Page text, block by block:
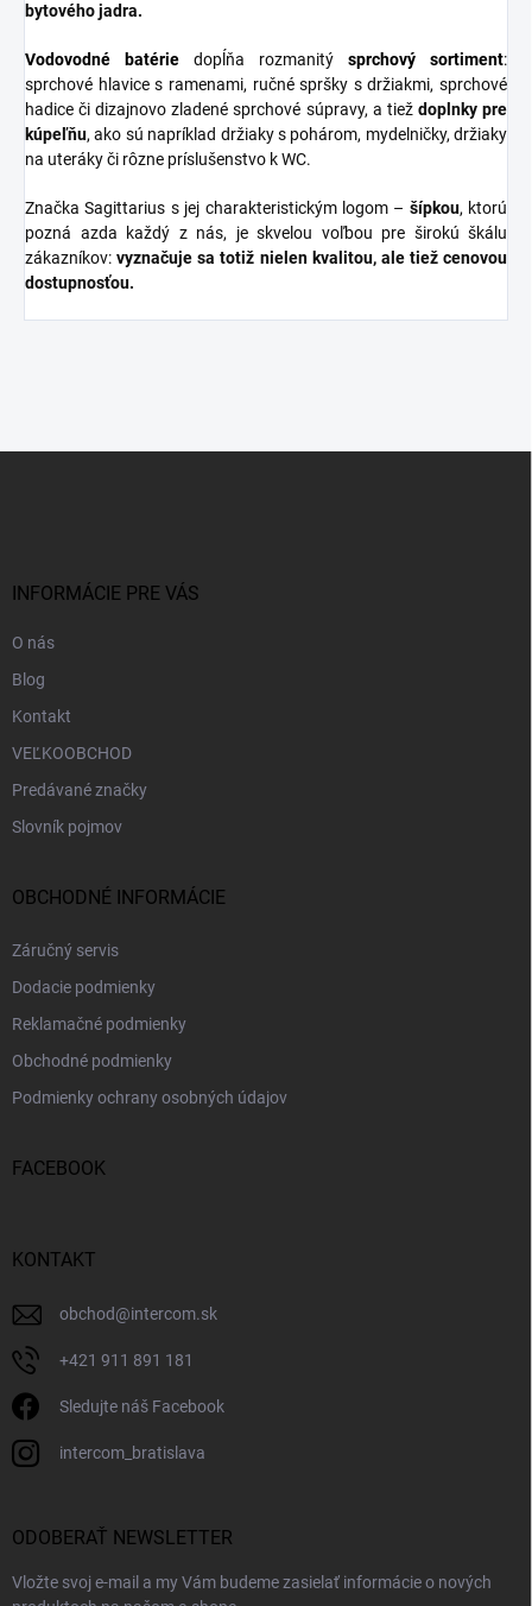
bytového jadra.
Vodovodné batérie dopĺňa rozmanitý sprchový sortiment:
sprchové hlavice s ramenami, ručné spršky s držiakmi, sprchové
hadice či dizajnovo zladené sprchové súpravy, a tiež doplnky pre
kúpeľňu, ako sú napríklad držiaky s pohárom, mydelničky, držiaky
na uteráky či rôzne príslušenstvo k WC.
Značka Sagittarius s jej charakteristickým logom – šípkou, ktorú
pozná azda každý z nás, je skvelou voľbou pre širokú škálu
zákazníkov:vyznačuje sa totiž nielen kvalitou, ale tiež cenovou
dostupnosťou.
INFORMÁCIE PRE VÁS
O nás
Blog
Kontakt
VEĽKOOBCHOD
Predávané značky
Slovník pojmov
OBCHODNÉ INFORMÁCIE
Záručný servis
Dodacie podmienky
Reklamačné podmienky
Obchodné podmienky
Podmienky ochrany osobných údajov
FACEBOOK
KONTAKT
obchod@intercom.sk
+421 911 891 181
Sledujte náš Facebook
intercom_bratislava
ODOBERAŤ NEWSLETTER
Vložte svoj e-mail a my Vám budeme zasielať informácie o nových